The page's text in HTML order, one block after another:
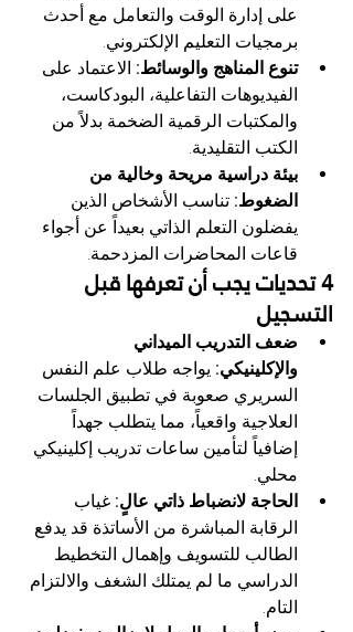
على إدارة الوقت والتعامل مع أحدث
برمجيات التعليم الإلكتروني.
تنوع المناهج والوسائط: الاعتماد على
الفيديوهات التفاعلية، البودكاست،
والمكتبات الرقمية الضخمة بدلاً من
الكتب التقليدية.
بيئة دراسية مريحة وخالية من
الضغوط: تناسب الأشخاص الذين
يفضلون التعلم الذاتي بعيداً عن أجواء
قاعات المحاضرات المزدحمة.
4 تحديات يجب أن تعرفها قبل
التسجيل
ضعف التدريب الميداني
والإكلينيكي: يواجه طلاب علم النفس
السريري صعوبة في تطبيق الجلسات
العلاجية واقعياً، مما يتطلب جهداً
إضافياً لتأمين ساعات تدريب إكلينيكي
محلي.
الحاجة لانضباط ذاتي عالٍ: غياب
الرقابة المباشرة من الأساتذة قد يدفع
الطالب للتسويف وإهمال التخطيط
الدراسي ما لم يمتلك الشغف والالتزام
التام.